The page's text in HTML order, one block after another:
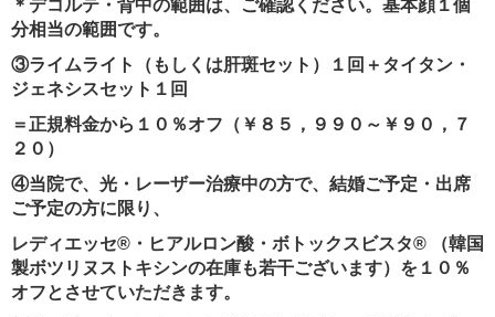
＊デコルテ・背中の範囲は、ご確認ください。基本顔１個
分相当の範囲です。
③ライムライト（もしくは肝斑セット）１回＋タイタン・
ジェネシスセット１回
＝正規料金から１０％オフ（￥８５，９９０～￥９０，７
２０）
④当院で、光・レーザー治療中の方で、結婚ご予定・出席
ご予定の方に限り、
レディエッセ®・ヒアルロン酸・ボトックスビスタ® （韓国
製ボツリヌストキシンの在庫も若干ございます）を１０％
オフとさせていただきます。